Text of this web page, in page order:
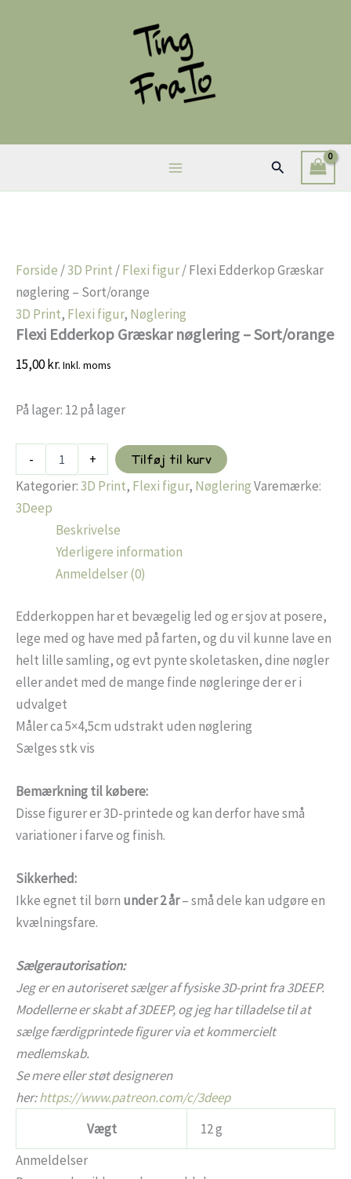
Søg
Forside /3D Print /Flexi figur/ Flexi Edderkop Græskar
nøglering – Sort/orange
3D Print, Flexi figur, Nøglering
Flexi Edderkop Græskar nøglering – Sort/orange
15,00kr. Inkl. moms
På lager: 12 på lager
-
Edderkop
Græskar
nøglering
-
Sort/orange
+
Tilføj til kurv
Kategorier:3D Print, Flexi figur, NøgleringVaremærke:
3Deep
Beskrivelse
Yderligere information
Anmeldelser (0)
Edderkoppen har et bevægelig led og er sjov at posere,
lege med og have med på farten, og du vil kunne lave en
helt lille samling, og evt pynte skoletasken, dine nøgler
eller andet med de mange finde nøgleringe der er i
udvalget
Måler ca 5×4,5cm udstrakt uden nøglering
Sælges stk vis
Bemærkning til købere:
Disse figurer er 3D-printede og kan derfor have små
variationer i farve og finish.
Sikkerhed:
Ikke egnet til børn under 2 år– små dele kan udgøre en
kvælningsfare.
Sælgerautorisation:
Jeg er en autoriseret sælger af fysiske 3D-print fra 3DEEP.
Modellerne er skabt af 3DEEP, og jeg har tilladelse til at
sælge færdigprintede figurer via et kommercielt
medlemskab.
Se mere eller støt designeren
her:https://www.patreon.com/c/3deep
Vægt
12 g
Anmeldelser